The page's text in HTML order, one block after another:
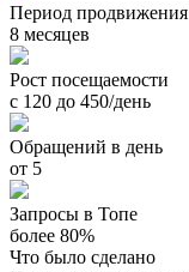
Период продвижения
8 месяцев
Рост посещаемости
с 120 до 450/день
Обращений в день
от 5
Запросы в Топе
более 80%
Что было сделано